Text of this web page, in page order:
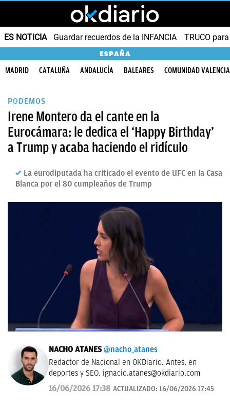
ES NOTICIA Guardar recuerdos de la INFANCIA TRUCO
ESPAÑA
MADRID CATALUÑA ANDALUCÍA BALEARES COMUNIDAD
PODEMOS
Irene Montero da el cante en la
Eurocámara: le dedica el ‘Happy Birthday’
a Trump y acaba haciendo el ridículo
La eurodiputada ha criticado el evento de UFC en la Casa
Blanca por el 80 cumpleaños de Trump
NACHO ATANES @nacho_atanes
Redactor de Nacional en OKDiario. Antes, en
deportes y SEO. ignacio.atanes@okdiario.com
16/06/2026 17:38 ACTUALIZADO: 16/06/2026 17:45